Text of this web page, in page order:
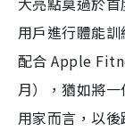
用戶進行體能
配合 Apple
月），猶如將
用家而言，以